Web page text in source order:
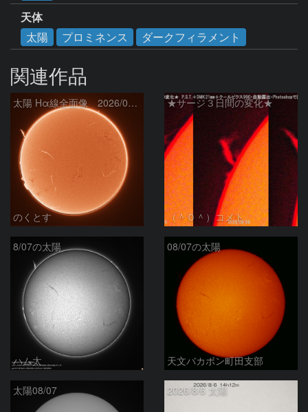
天体
太陽
プロミネンス ダークフィラメント
関連作品
太陽 Hα線全面像 2026/08/07
のくとす
★サージ３日間の変化★
（＾０＾）コメト
8/07の太陽
ハム太
08/07の太陽
天文バカボン町田支部
太陽08/07 2026/8/6 太陽